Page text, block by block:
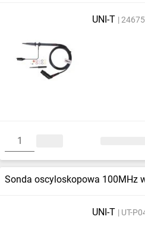
UNI-T 24675
Sonda oscyloskopowa 100MHz
UNI-T UT-